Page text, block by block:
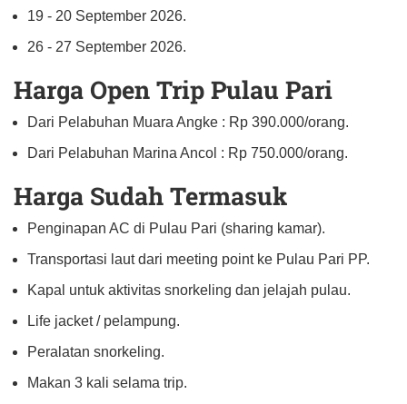
19 - 20 September 2026.
26 - 27 September 2026.
Harga Open Trip Pulau Pari
Dari Pelabuhan Muara Angke : Rp 390.000/orang.
Dari Pelabuhan Marina Ancol : Rp 750.000/orang.
Harga Sudah Termasuk
Penginapan AC di Pulau Pari (sharing kamar).
Transportasi laut dari meeting point ke Pulau Pari PP.
Kapal untuk aktivitas snorkeling dan jelajah pulau.
Life jacket / pelampung.
Peralatan snorkeling.
Makan 3 kali selama trip.